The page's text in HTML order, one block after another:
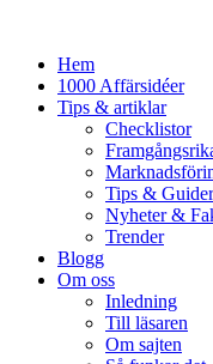
Hem
1000 Affärsidéer
Tips & artiklar
Checklistor
Tips & Guider
Nyheter &
Trender
Blogg
Om oss
Inledning
Till läsaren
Om sajten